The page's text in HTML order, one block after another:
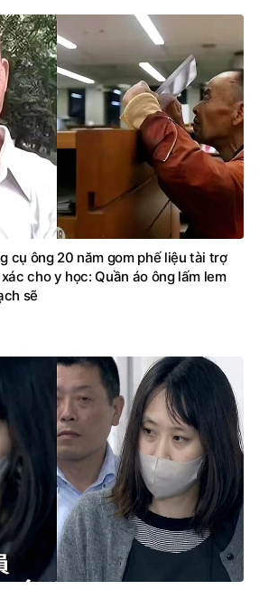
cụ ông 20 năm gom phế liệu tài trợ
cho y học: Quần áo ông lấm lem
sẽ